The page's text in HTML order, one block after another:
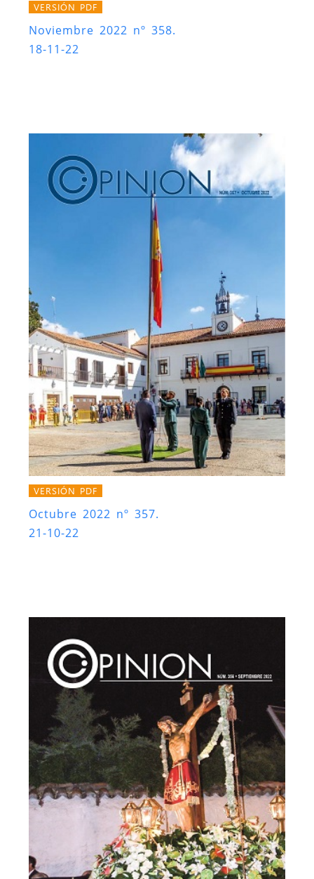
VERSIÓN PDF
Noviembre 2022 nº 358.
18-11-22
VERSIÓN PDF
Octubre 2022 nº 357.
21-10-22